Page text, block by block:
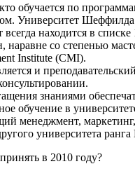
обучается по
Университет Шеффилда
находится в
со степенью
Institute (CMI).
и
знаниями
обучение в
менеджмент,
университета
в 2010 году?